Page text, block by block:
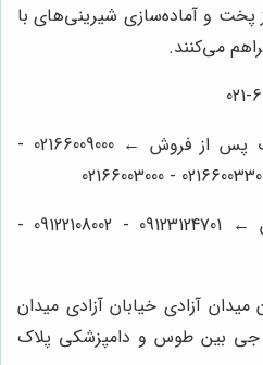
پخت و آماده‌سازی شیرینی‌های با
می‌کنند.
خطوط ویژه فروش و خدمات پس از فروش ← 02166009000 -
خط مستقیم مشاوران فروش ← 09123124701 - 09122108002 -
آزادی خیابان آزادی میدان
خیابان ۲۱ متری جی بین طوس و دامپزشکی پلاک